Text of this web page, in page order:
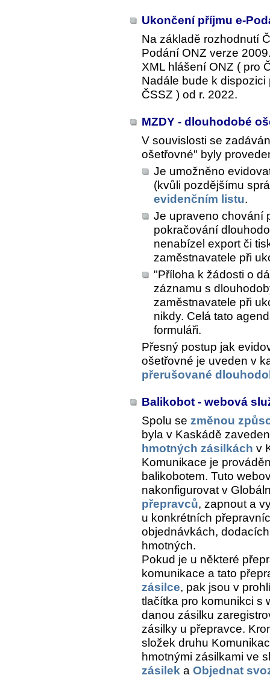
Ukončení příjmu e-
Na základě rozhodnutí
Podání ONZ verze
XML hlášení ONZ ( pro
Nadále bude k
ČSSZ ) od r. 2022.
MZDY - dlouhodobé
V souvislosti se
ošetřovné" byly
Je umožněno
(kvůli pozdějšímu
evidenčním listu.
Je upraveno chování
pokračování
nenabízel export či
zaměstnavatele při
"Příloha k žádosti o
záznamu s
zaměstnavatele při
nikdy. Celá tato
formuláři.
Přesný postup jak
ošetřovné je uveden v
přerušované
Balikobot - webová
Spolu se změnou
byla v Kaskádě
hmotných zásilkách v
Komunikace je
balikobotem. Tuto
nakonfigurovat v
přepravců, zapnout a
u konkrétních
objednávkách,
hmotných.
Pokud je u některé
komunikace a tato
zásilce, pak jsou v
tlačítka pro komunikci s
danou zásilku
zásilky u přepravce.
složek druhu
hmotnými zásilkami ve
zásilek a Objednat